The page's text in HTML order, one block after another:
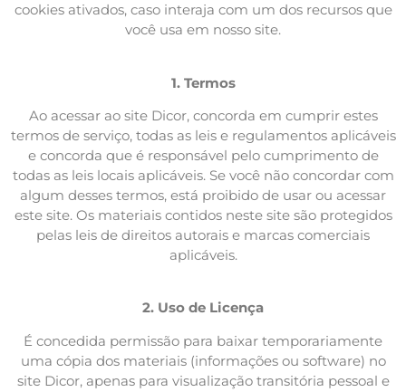
cookies ativados, caso interaja com um dos recursos que
você usa em nosso site.
1. Termos
Ao acessar ao site Dicor, concorda em cumprir estes
termos de serviço, todas as leis e regulamentos aplicáveis
​​e concorda que é responsável pelo cumprimento de
todas as leis locais aplicáveis. Se você não concordar com
algum desses termos, está proibido de usar ou acessar
este site. Os materiais contidos neste site são protegidos
pelas leis de direitos autorais e marcas comerciais
aplicáveis.
2. Uso de Licença
É concedida permissão para baixar temporariamente
uma cópia dos materiais (informações ou software) no
site Dicor, apenas para visualização transitória pessoal e